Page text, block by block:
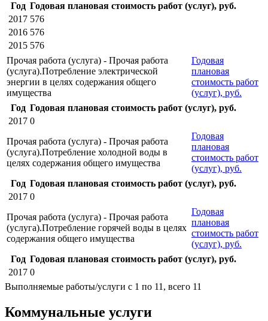
Год Годовая плановая стоимость работ (услуг), руб.
2017 576
2016 576
2015 576
Прочая работа (услуга) - Прочая работа
(услуга).Потребление электрической
энергии в целях содержания общего
имущества
Годовая
плановая
стоимость работ
(услуг), руб.
Год Годовая плановая стоимость работ (услуг), руб.
2017 0
Прочая работа (услуга) - Прочая работа
(услуга).Потребление холодной воды в
целях содержания общего имущества
Годовая
плановая
стоимость работ
(услуг), руб.
Год Годовая плановая стоимость работ (услуг), руб.
2017 0
Прочая работа (услуга) - Прочая работа
(услуга).Потребление горячей воды в целях
содержания общего имущества
Годовая
плановая
стоимость работ
(услуг), руб.
Год Годовая плановая стоимость работ (услуг), руб.
2017 0
Выполняемые работы/услуги с 1 по 11, всего 11
Коммунальные услуги